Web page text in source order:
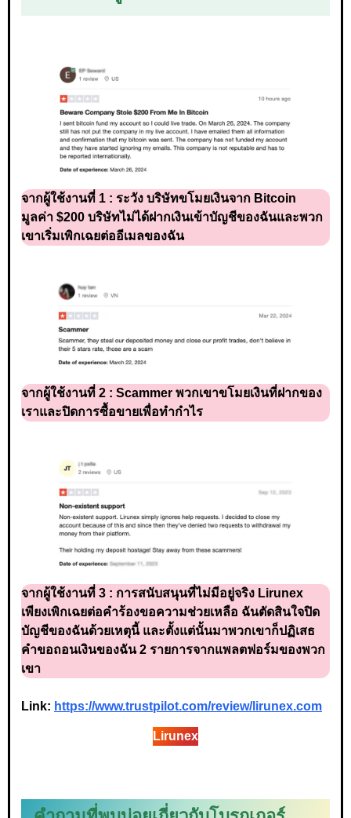
จากผู้ใช้งานที่ 1 : ระวัง บริษัทขโมยเงินจาก Bitcoin
มูลค่า $200 บริษัทไม่ได้ฝากเงินเข้าบัญชีของฉันและพวก
เขาเริ่มเพิกเฉยต่ออีเมลของฉัน
จากผู้ใช้งานที่ 2 : Scammer พวกเขาขโมยเงินที่ฝากของ
เราและปิดการซื้อขายเพื่อทำกำไร
จากผู้ใช้งานที่ 3 : การสนับสนุนที่ไม่มีอยู่จริง Lirunex
เพียงเพิกเฉยต่อคำร้องขอความช่วยเหลือ ฉันตัดสินใจปิด
บัญชีของฉันด้วยเหตุนี้ และตั้งแต่นั้นมาพวกเขาก็ปฏิเสธ
คำขอถอนเงินของฉัน 2 รายการจากแพลตฟอร์มของพวก
เขา
Link: https://www.trustpilot.com/review/lirunex.com
Lirunex